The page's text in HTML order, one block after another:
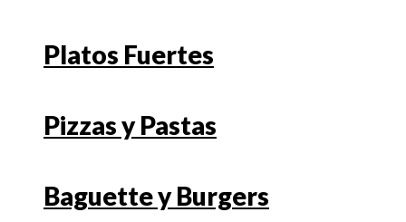
Platos Fuertes
Pizzas y Pastas
Baguette y Burgers